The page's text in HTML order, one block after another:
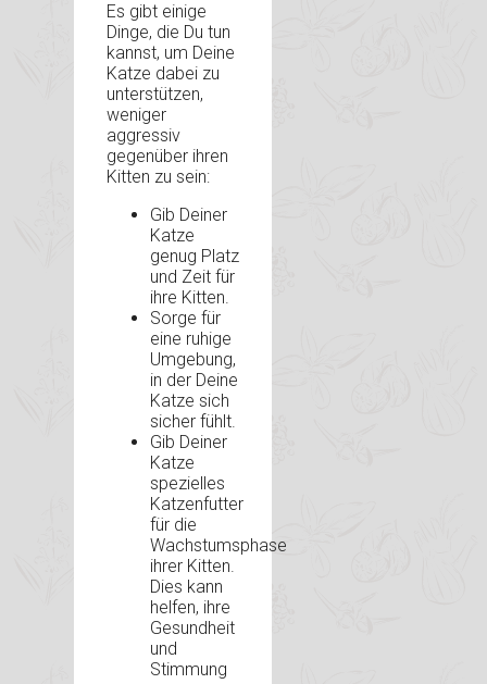
Es gibt einige
Dinge, die Du tun
kannst, um Deine
Katze dabei zu
unterstützen,
weniger
aggressiv
gegenüber ihren
Kitten zu sein:
Gib Deiner
Katze
genug Platz
und Zeit für
ihre Kitten.
Sorge für
eine ruhige
Umgebung,
in der Deine
Katze sich
sicher fühlt.
Gib Deiner
Katze
spezielles
Katzenfutter
für die
Wachstumsphase
ihrer Kitten.
Dies kann
helfen, ihre
Gesundheit
und
Stimmung